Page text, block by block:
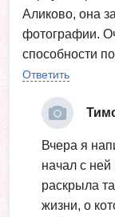
Аликово, она
фотографии.
способности
Ответить
Вчера я
начал с
раскрыла
жизни, о